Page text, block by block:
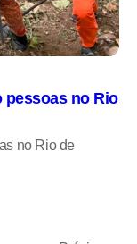
pessoas no Rio
no Rio de